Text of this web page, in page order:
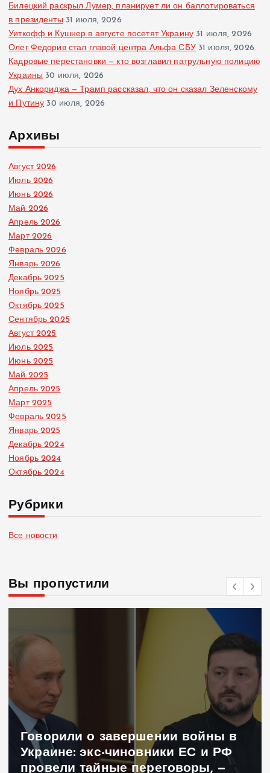
Билецкий раскрыл Лумер, планирует ли он баллотироваться
в президенты 31 июля, 2026
Уиткофф и Кушнер в августе посетят Украину 31 июля, 2026
Олег Федорив стал главой центра Альфа СБУ 31 июля, 2026
Кадровые перестановки — кто возглавил патрульную полицию
Украины 30 июля, 2026
Дух Анкориджа — Трамп рассказал, что он сказал Зеленскому
и Путину 30 июля, 2026
Архивы
Август 2026
Июль 2026
Июнь 2026
Май 2026
Апрель 2026
Март 2026
Февраль 2026
Январь 2026
Декабрь 2025
Ноябрь 2025
Октябрь 2025
Сентябрь 2025
Август 2025
Июль 2025
Июнь 2025
Май 2025
Апрель 2025
Март 2025
Февраль 2025
Январь 2025
Декабрь 2024
Ноябрь 2024
Октябрь 2024
Рубрики
Все новости
Вы пропустили
Говорили о завершении войны в
Украине: экс-чиновники ЕС и РФ
провели тайные переговоры, —